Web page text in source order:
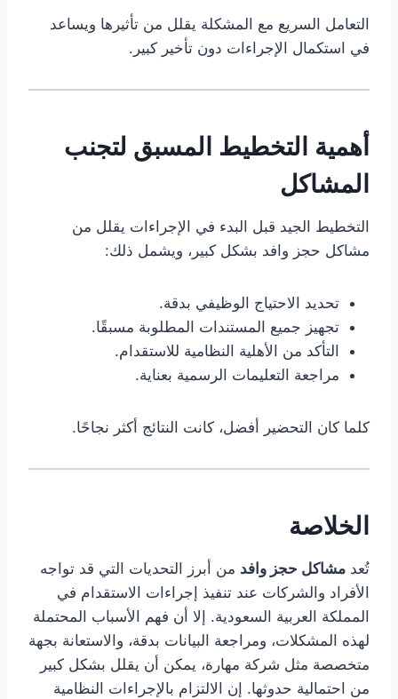
التعامل السريع مع المشكلة يقلل من تأثيرها ويساعد
في استكمال الإجراءات دون تأخير كبير.
أهمية التخطيط المسبق لتجنب
المشاكل
التخطيط الجيد قبل البدء في الإجراءات يقلل من
مشاكل حجز وافد بشكل كبير، ويشمل ذلك:
تحديد الاحتياج الوظيفي بدقة.
تجهيز جميع المستندات المطلوبة مسبقًا.
التأكد من الأهلية النظامية للاستقدام.
مراجعة التعليمات الرسمية بعناية.
كلما كان التحضير أفضل، كانت النتائج أكثر نجاحًا.
الخلاصة
تُعد مشاكل حجز وافد من أبرز التحديات التي قد تواجه
الأفراد والشركات عند تنفيذ إجراءات الاستقدام في
المملكة العربية السعودية. إلا أن فهم الأسباب المحتملة
لهذه المشكلات، ومراجعة البيانات بدقة، والاستعانة بجهة
متخصصة مثل شركة مهارة، يمكن أن يقلل بشكل كبير
من احتمالية حدوثها. إن الالتزام بالإجراءات النظامية